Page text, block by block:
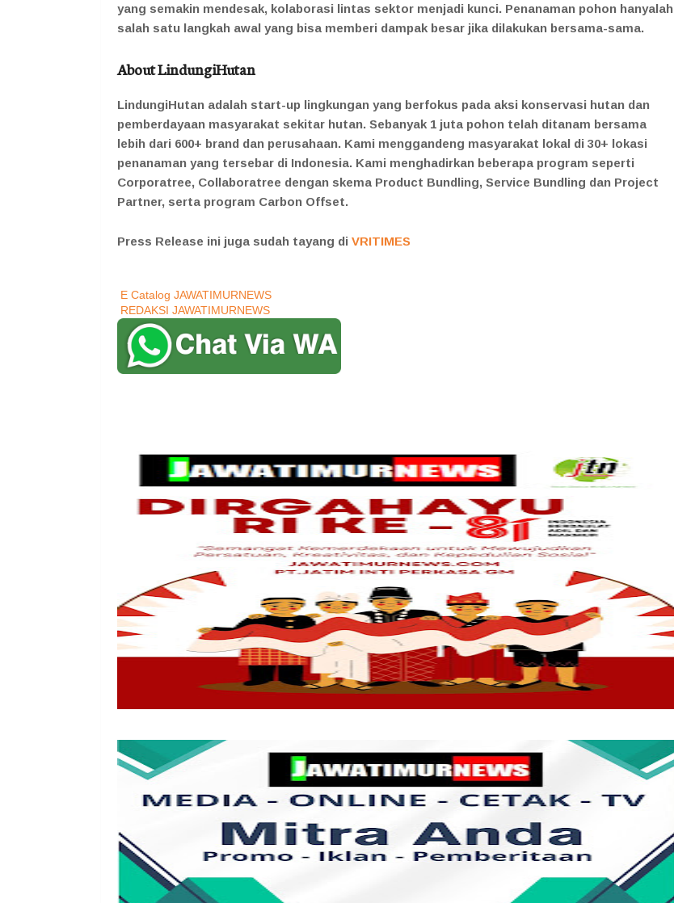
yang semakin mendesak, kolaborasi lintas sektor menjadi kunci. Penanaman pohon hanyalah
salah satu langkah awal yang bisa memberi dampak besar jika dilakukan bersama-sama.
About LindungiHutan
LindungiHutan adalah start-up lingkungan yang berfokus pada aksi konservasi hutan dan
pemberdayaan masyarakat sekitar hutan. Sebanyak 1 juta pohon telah ditanam bersama
lebih dari 600+ brand dan perusahaan. Kami menggandeng masyarakat lokal di 30+ lokasi
penanaman yang tersebar di Indonesia. Kami menghadirkan beberapa program seperti
Corporatree, Collaboratree dengan skema Product Bundling, Service Bundling dan Project
Partner, serta program Carbon Offset.
Press Release ini juga sudah tayang di VRITIMES
E Catalog JAWATIMURNEWS
REDAKSI JAWATIMURNEWS